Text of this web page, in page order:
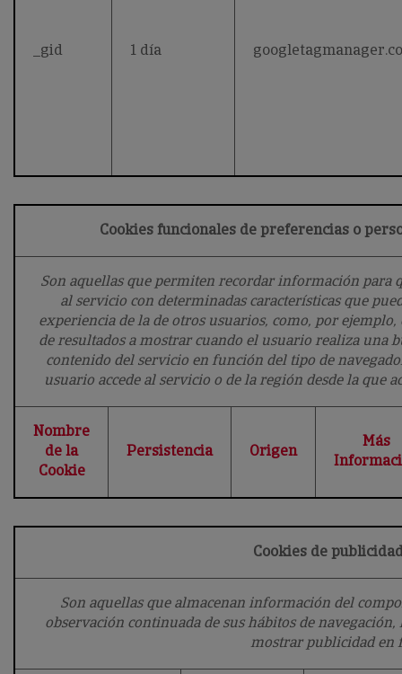
_gid 1 día
Cookies funcionales de preferencias o
Son aquellas que permiten recordar información para
al servicio con determinadas características que
experiencia de la de otros usuarios, como, por
de resultados a mostrar cuando el usuario realiza una
contenido del servicio en función del tipo de
usuario accede al servicio o de la región desde la que
Nombre
de la
Cookie
Persistencia Origen
Más
Cookies de
Son aquellas que almacenan información del
observación continuada de sus hábitos de
mostrar publicidad en